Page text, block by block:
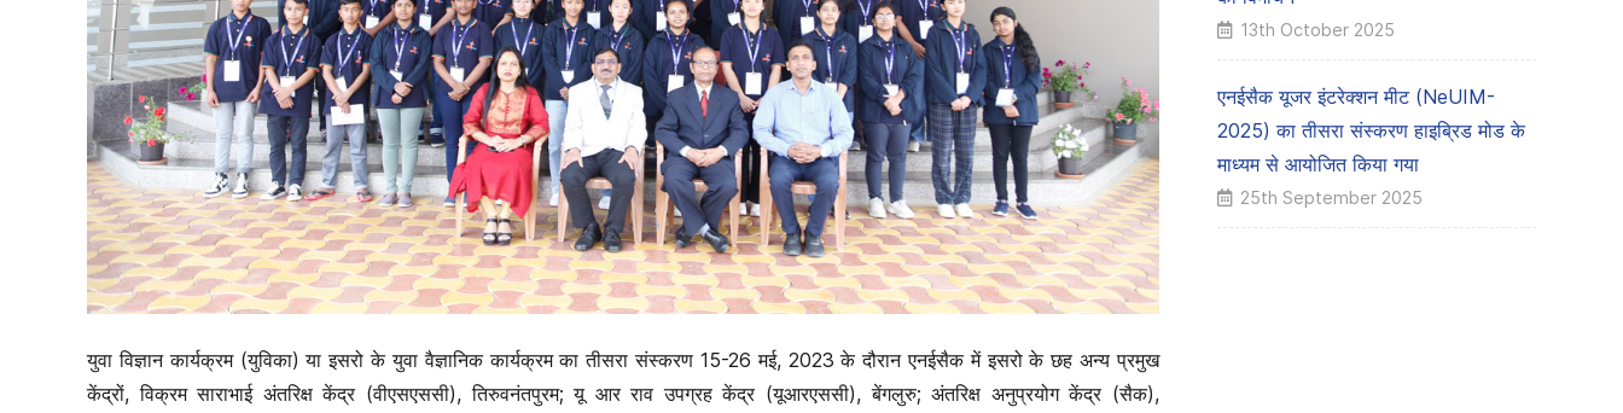
युवा विज्ञान कार्यक्रम (युविका) या इसरो के युवा वैज्ञानिक कार्यक्रम का तीसरा संस्करण 15-26 मई, 2023 के दौरान एनईसैक में इसरो के छह अन्य प्रमुख
केंद्रों, विक्रम साराभाई अंतरिक्ष केंद्र (वीएसएससी), तिरुवनंतपुरम; यू आर राव उपग्रह केंद्र (यूआरएससी), बेंगलुरु; अंतरिक्ष अनुप्रयोग केंद्र (सैक),
13th October 2025
एनईसैक यूजर इंटरेक्शन मीट (NeUIM-
2025) का तीसरा संस्करण हाइब्रिड मोड के
माध्यम से आयोजित किया गया
25th September 2025